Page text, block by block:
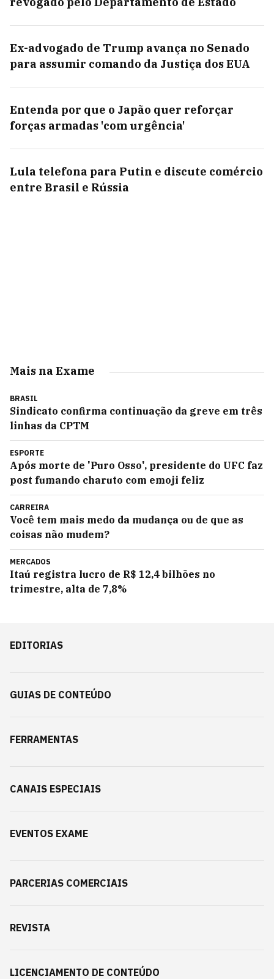
Ex-advogado de Trump avança no Senado
para assumir comando da Justiça dos EUA
Entenda por que o Japão quer reforçar
forças armadas 'com urgência'
Lula telefona para Putin e discute comércio
entre Brasil e Rússia
Mais na Exame
BRASIL
Sindicato confirma continuação da greve em três
linhas da CPTM
ESPORTE
Após morte de 'Puro Osso', presidente do UFC faz
post fumando charuto com emoji feliz
CARREIRA
Você tem mais medo da mudança ou de que as
coisas não mudem?
MERCADOS
Itaú registra lucro de R$ 12,4 bilhões no
trimestre, alta de 7,8%
EDITORIAS
GUIAS DE CONTEÚDO
FERRAMENTAS
CANAIS ESPECIAIS
EVENTOS EXAME
PARCERIAS COMERCIAIS
REVISTA
LICENCIAMENTO DE CONTEÚDO